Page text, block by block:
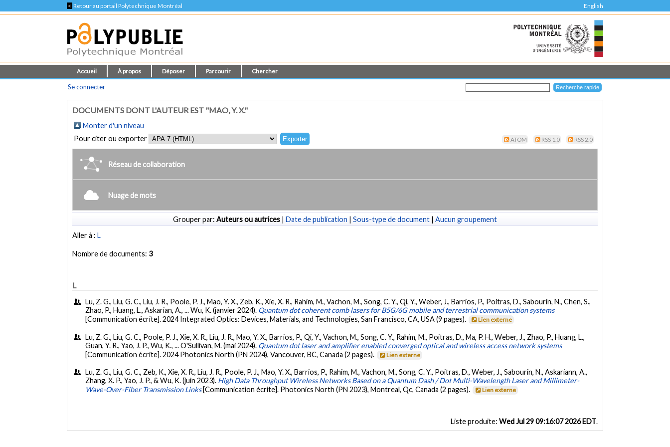
< Retour au portail Polytechnique Montréal English
Accueil À propos Déposer Parcourir Chercher
Se connecter
DOCUMENTS DONT L'AUTEUR EST "MAO, Y. X."
Monter d'un niveau
Pour citer ou exporter
ATOM RSS 1.0 RSS 2.0
Réseau de collaboration
Nuage de mots
Grouper par: Auteurs ou autrices | Date de publication | Sous-type de document | Aucun groupement
Aller à :L
Nombre de documents: 3
L
Lu, Z. G., Liu, G. C., Liu, J. R., Poole, P. J., Mao, Y. X., Zeb, K., Xie, X. R., Rahim, M., Vachon, M., Song, C. Y., Qi, Y., Weber, J., Barrios, P., Poitras, D., Sabourin, N., Chen, S.,
Zhao, P., Huang, L., Askarian, A., ... Wu, K. (janvier 2024). Quantum dot coherent comb lasers for B5G/6G mobile and terrestrial communication systems
[Communication écrite]. 2024 Integrated Optics: Devices, Materials, and Technologies, San Francisco, CA, USA (9 pages).
Lien externe
Lu, Z. G., Liu, G. C., Poole, P. J., Xie, X. R., Liu, J. R., Mao, Y. X., Barrios, P., Qi, Y., Vachon, M., Song, C. Y., Rahim, M., Poitras, D., Ma, P. H., Weber, J., Zhao, P., Huang, L.,
Guan, Y. R., Yao, J. P., Wu, K., ... O'Sullivan, M. (mai 2024). Quantum dot laser and amplifier enabled converged optical and wireless access network systems
[Communication écrite]. 2024 Photonics North (PN 2024), Vancouver, BC, Canada (2 pages).
Lien externe
Lu, Z. G., Liu, G. C., Zeb, K., Xie, X. R., Liu, J. R., Poole, P. J., Mao, Y. X., Barrios, P., Rahim, M., Vachon, M., Song, C. Y., Poitras, D., Weber, J., Sabourin, N., Askariann, A.,
Zhang, X. P., Yao, J. P., & Wu, K. (juin 2023). High Data Throughput Wireless Networks Based on a Quantum Dash / Dot Multi-Wavelength Laser and Millimeter-
Wave-Over-Fiber Transmission Links [Communication écrite]. Photonics North (PN 2023), Montreal, Qc, Canada (2 pages). Lien externe
Liste produite: Wed Jul 29 09:16:07 2026 EDT.